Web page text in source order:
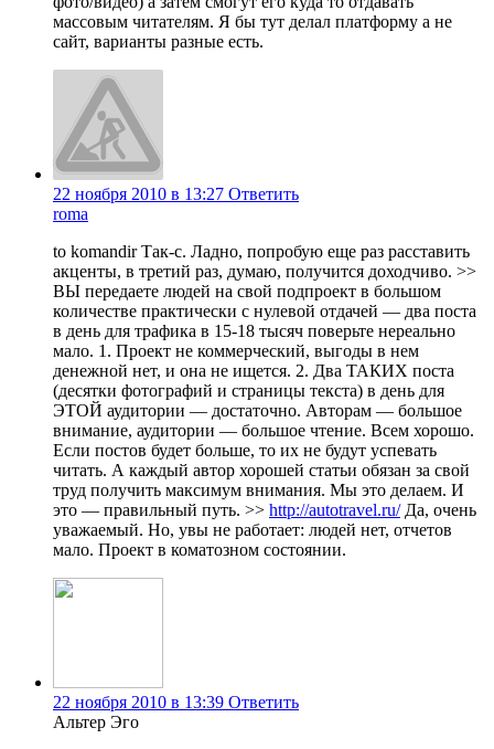
массовым читателям. Я бы тут делал платформу а не
сайт, варианты разные есть.
22 ноября 2010 в 13:27 Ответить
roma
to komandir Так-с. Ладно, попробую еще раз расставить
акценты, в третий раз, думаю, получится доходчиво. >>
ВЫ передаете людей на свой подпроект в большом
количестве практически с нулевой отдачей — два поста
в день для трафика в 15-18 тысяч поверьте нереально
мало. 1. Проект не коммерческий, выгоды в нем
денежной нет, и она не ищется. 2. Два ТАКИХ поста
(десятки фотографий и страницы текста) в день для
ЭТОЙ аудитории — достаточно. Авторам — большое
внимание, аудитории — большое чтение. Всем хорошо.
Если постов будет больше, то их не будут успевать
читать. А каждый автор хорошей статьи обязан за свой
труд получить максимум внимания. Мы это делаем. И
это — правильный путь. >> http://autotravel.ru/Да, очень
уважаемый. Но, увы не работает: людей нет, отчетов
мало. Проект в коматозном состоянии.
22 ноября 2010 в 13:39 Ответить
Альтер Эго